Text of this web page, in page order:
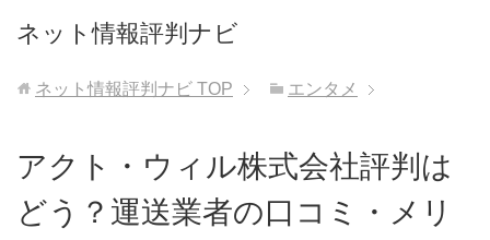
ネット情報評判ナビ
ネット情報評判ナビ TOP エンタメ
アクト・ウィル株式会社評判は
どう？運送業者の口コミ・メリ